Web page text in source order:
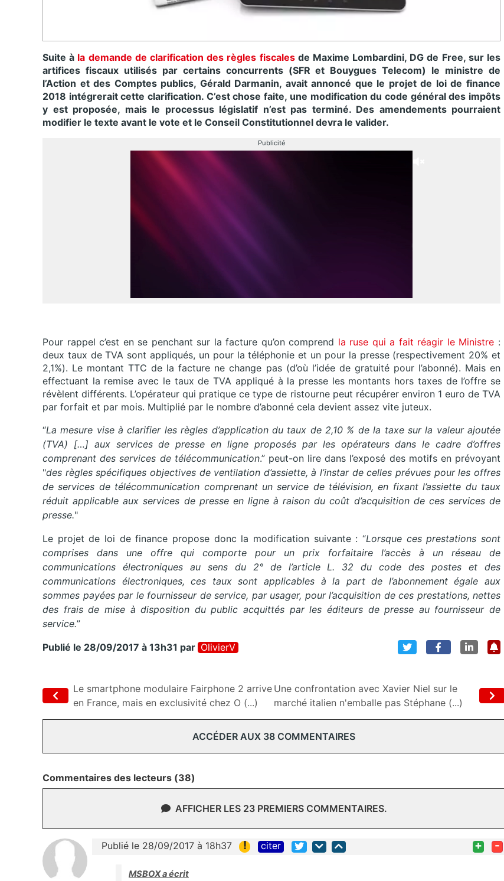
Suite à la demande de clarification des règles fiscalesde Maxime Lombardini, DG de Free, sur les
artifices fiscaux utilisés par certains concurrents (SFR et Bouygues Telecom) le ministre de
l’Action et des Comptes publics, Gérald Darmanin, avait annoncé que le projet de loi de finance
2018 intégrerait cette clarification. C’est chose faite, une modification du code général des impôts
y est proposée, mais le processus législatif n’est pas terminé. Des amendements pourraient
modifier le texte avant le vote et le Conseil Constitutionnel devra le valider.
Publicité
Pour rappel c’est en se penchant sur la facture qu’on comprend la ruse qui a fait réagir le Ministre :
deux taux de TVA sont appliqués, un pour la téléphonie et un pour la presse (respectivement 20% et
2,1%). Le montant TTC de la facture ne change pas (d’où l’idée de gratuité pour l’abonné). Mais en
effectuant la remise avec le taux de TVA appliqué à la presse les montants hors taxes de l’offre se
révèlent différents. L’opérateur qui pratique ce type de ristourne peut récupérer environ 1 euro de TVA
par forfait et par mois. Multiplié par le nombre d’abonné cela devient assez vite juteux.
“La mesure vise à clarifier les règles d’application du taux de 2,10 % de la taxe sur la valeur ajoutée
(TVA) […] aux services de presse en ligne proposés par les opérateurs dans le cadre d’offres
comprenant des services de télécommunication.” peut-on lire dans l’exposé des motifs en prévoyant
"des règles spécifiques objectives de ventilation d’assiette, à l’instar de celles prévues pour les offres
de services de télécommunication comprenant un service de télévision, en fixant l’assiette du taux
réduit applicable aux services de presse en ligne à raison du coût d’acquisition de ces services de
presse."
Le projet de loi de finance propose donc la modification suivante : “Lorsque ces prestations sont
comprises dans une offre qui comporte pour un prix forfaitaire l’accès à un réseau de
communications électroniques au sens du 2° de l’article L. 32 du code des postes et des
communications électroniques, ces taux sont applicables à la part de l’abonnement égale aux
sommes payées par le fournisseur de service, par usager, pour l’acquisition de ces prestations, nettes
des frais de mise à disposition du public acquittés par les éditeurs de presse au fournisseur de
service.”
Publié le 28/09/2017 à 13h31 par OlivierV
Le smartphone modulaire Fairphone 2 arrive
en France, mais en exclusivité chez O (...)
Une confrontation avec Xavier Niel sur le
marché italien n'emballe pas Stéphane (...)
ACCÉDER AUX 38 COMMENTAIRES
Commentaires des lecteurs (38)
AFFICHER LES 23 PREMIERS COMMENTAIRES.
Publié le 28/09/2017 à 18h37 ! citer + -
MSBOX a écrit